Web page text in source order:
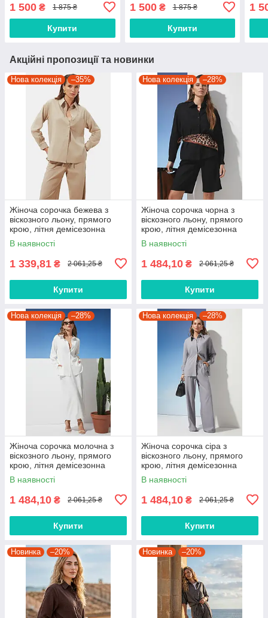
1 500 ₴ 1 875 ₴
Купити
1 500₴ 1 875 ₴
Купити
1
Акційні пропозиції та новинки
Нова колекція –35%
Жіноча сорочка бежева з
віскозного льону, прямого
крою, літня демісезонна
сорочка з накладною
кишенею 2279.6342
В наявності
1 339,81 ₴ 2 061,25 ₴
Купити
Нова колекція –28%
Жіноча сорочка чорна з
віскозного льону, прямого
крою, літня демісезонна
сорочка з накладною
кишенею 2279.6340
В наявності
1 484,10 ₴ 2 061,25 ₴
Купити
Нова колекція –28%
Жіноча сорочка молочна з
віскозного льону, прямого
крою, літня демісезонна
сорочка з накладною
кишенею 2279.6341
В наявності
1 484,10 ₴ 2 061,25 ₴
Купити
Нова колекція –28%
Жіноча сорочка сіра з
віскозного льону, прямого
крою, літня демісезонна
сорочка з накладною
кишенею 2279.6343
В наявності
1 484,10 ₴ 2 061,25 ₴
Купити
Новинка –20% Новинка –20%